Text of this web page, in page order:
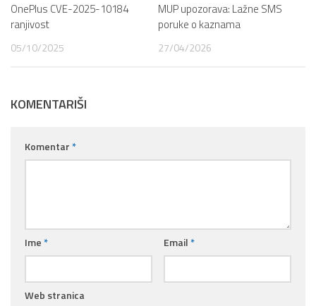
OnePlus CVE-2025-10184
ranjivost
05/10/2025
MUP upozorava: Lažne SMS
poruke o kaznama
27/04/2026
KOMENTARIŠI
Komentar *
Ime * Email *
Web stranica